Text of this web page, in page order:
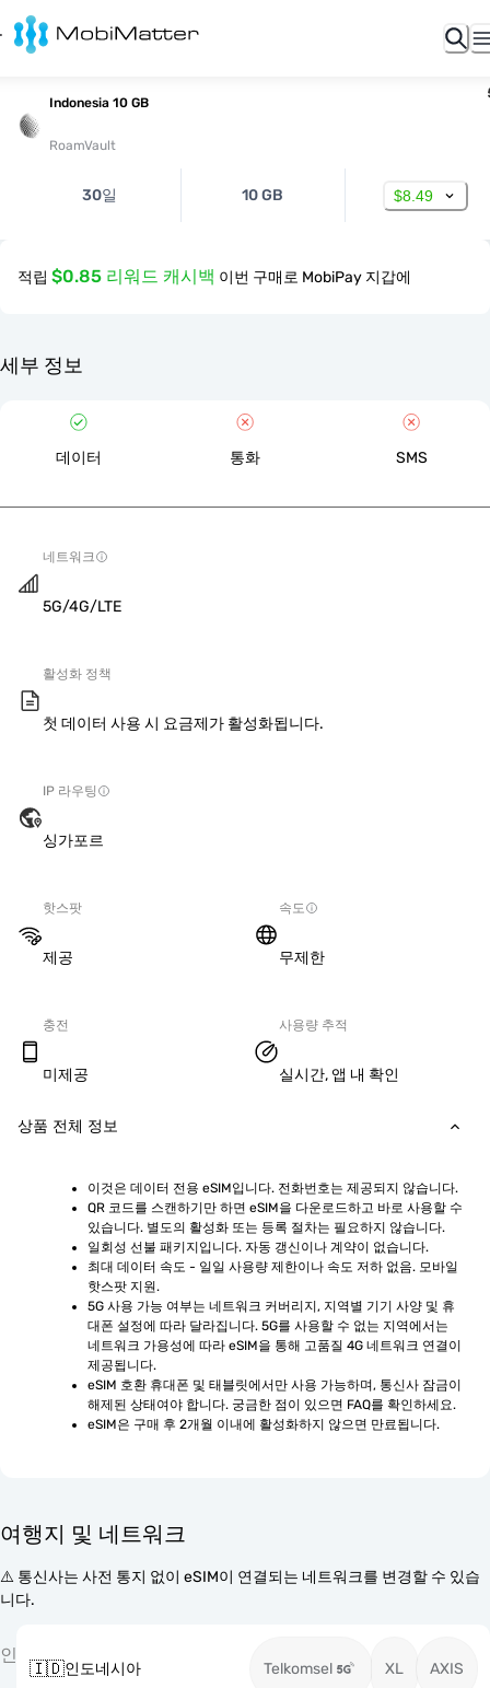
Indonesia 10 GB
RoamVault
30일 10 GB $8.49
적립 $0.85 리워드 캐시백 이번 구매로 MobiPay 지갑에
세부 정보
데이터 통화 SMS
네트워크
5G/4G/LTE
활성화 정책
첫 데이터 사용 시 요금제가 활성화됩니다.
IP 라우팅
싱가포르
핫스팟
제공
속도
무제한
충전
미제공
사용량 추적
실시간, 앱 내 확인
상품 전체 정보
이것은 데이터 전용 eSIM입니다. 전화번호는 제공되지 않습니다.
QR 코드를 스캔하기만 하면 eSIM을 다운로드하고 바로 사용할 수
있습니다. 별도의 활성화 또는 등록 절차는 필요하지 않습니다.
일회성 선불 패키지입니다. 자동 갱신이나 계약이 없습니다.
최대 데이터 속도 - 일일 사용량 제한이나 속도 저하 없음. 모바일
핫스팟 지원.
5G 사용 가능 여부는 네트워크 커버리지, 지역별 기기 사양 및 휴
대폰 설정에 따라 달라집니다. 5G를 사용할 수 없는 지역에서는
네트워크 가용성에 따라 eSIM을 통해 고품질 4G 네트워크 연결이
제공됩니다.
eSIM 호환 휴대폰 및 태블릿에서만 사용 가능하며, 통신사 잠금이
해제된 상태여야 합니다. 궁금한 점이 있으면 FAQ를 확인하세요.
eSIM은 구매 후 2개월 이내에 활성화하지 않으면 만료됩니다.
여행지 및 네트워크
⚠️ 통신사는 사전 통지 없이 eSIM이 연결되는 네트워크를 변경할 수 있습
니다.
인
🇮🇩인도네시아 Telkomsel XL AXIS